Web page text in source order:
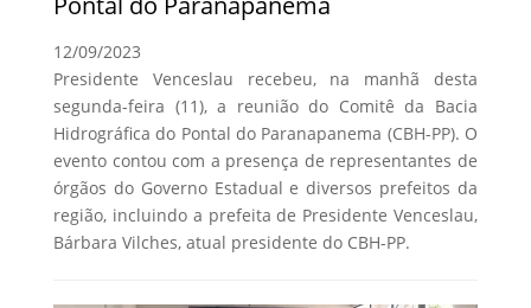
12/09/2023
Presidente Venceslau recebeu, na manhã desta
segunda-feira (11), a reunião do Comitê da Bacia
Hidrográfica do Pontal do Paranapanema (CBH-PP). O
evento contou com a presença de representantes de
órgãos do Governo Estadual e diversos prefeitos da
região, incluindo a prefeita de Presidente Venceslau,
Bárbara Vilches, atual presidente do CBH-PP.